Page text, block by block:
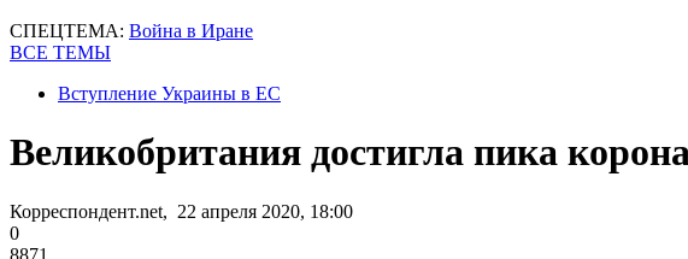
СПЕЦТЕМА: Война в Иране
ВСЕ ТЕМЫ
Вступление Украины в ЕС
Великобритания достигла пика
Корреспондент.net, 22 апреля 2020, 18:00
0
8871